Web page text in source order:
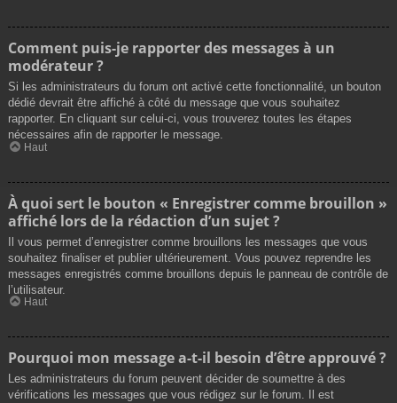
Comment puis-je rapporter des messages à un
modérateur ?
Si les administrateurs du forum ont activé cette fonctionnalité, un bouton
dédié devrait être affiché à côté du message que vous souhaitez
rapporter. En cliquant sur celui-ci, vous trouverez toutes les étapes
nécessaires afin de rapporter le message.
Haut
À quoi sert le bouton « Enregistrer comme brouillon »
affiché lors de la rédaction d’un sujet ?
Il vous permet d’enregistrer comme brouillons les messages que vous
souhaitez finaliser et publier ultérieurement. Vous pouvez reprendre les
messages enregistrés comme brouillons depuis le panneau de contrôle de
l’utilisateur.
Haut
Pourquoi mon message a-t-il besoin d’être approuvé ?
Les administrateurs du forum peuvent décider de soumettre à des
vérifications les messages que vous rédigez sur le forum. Il est